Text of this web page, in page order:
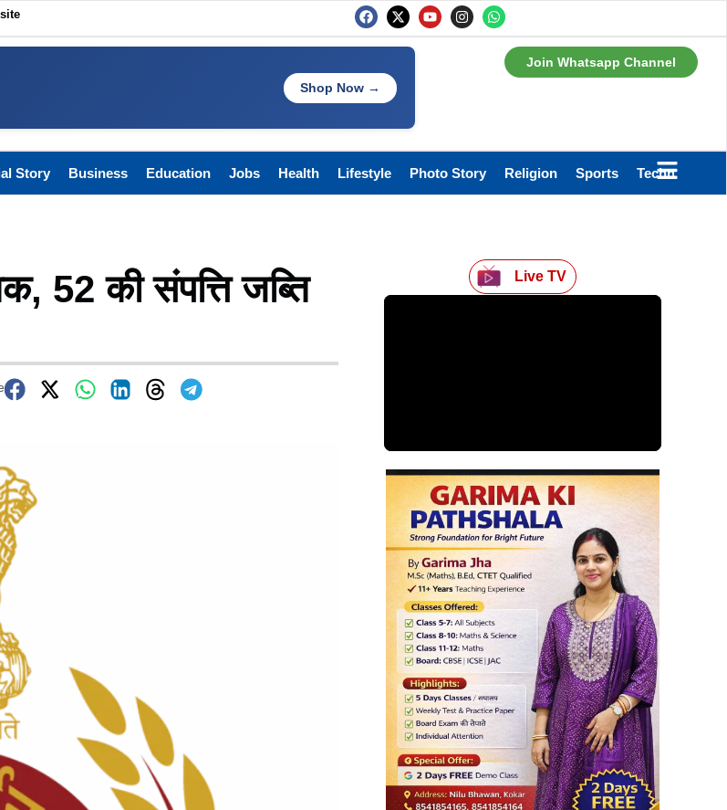
Shop Now →
Join Whatsapp Channel
Story Business Education Jobs Health Lifestyle Photo Story Religion Sports Technology
52 की संपत्ति जब्ति
Live TV